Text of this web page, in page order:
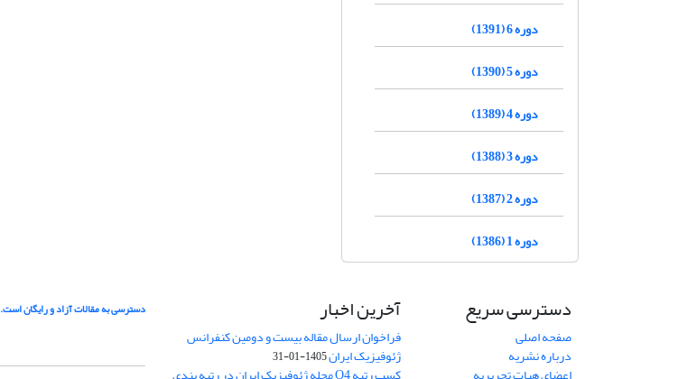
دوره 6 (1391)
دوره 5 (1390)
دوره 4 (1389)
دوره 3 (1388)
دوره 2 (1387)
دوره 1 (1386)
دسترسی سریع
صفحه اصلی
درباره نشریه
آخرین اخبار
فراخوان ارسال مقاله بیست و دومین کنفرانس
ژئوفیزیک ایران1405-01-31
دسترسی به مقالات آزاد و رایگان است.